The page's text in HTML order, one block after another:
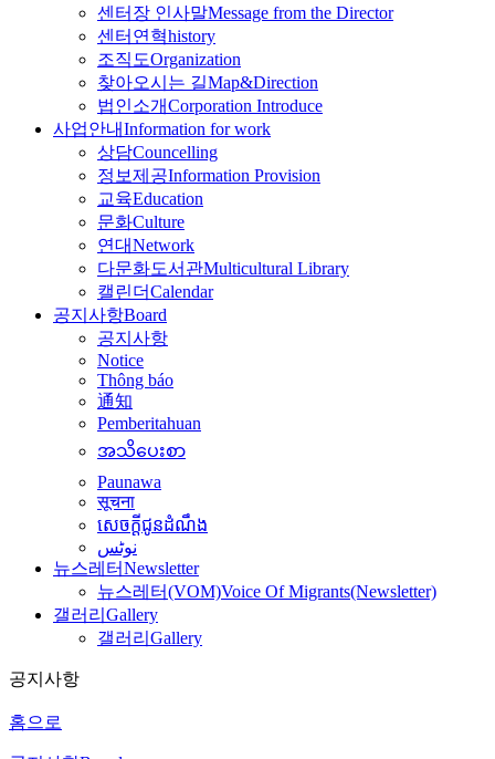
센터장 인사말Message from the Director
센터연혁history
조직도Organization
찾아오시는 길Map&Direction
법인소개Corporation Introduce
사업안내Information for work
상담Councelling
정보제공Information Provision
교육Education
문화Culture
연대Network
다문화도서관Multicultural Library
캘린더Calendar
공지사항Board
공지사항
Notice
Thông báo
通知
Pemberitahuan
အသိပေးစာ
Paunawa
सूचना
សេចក្តីជូនដំណឹង
نوٹس
뉴스레터Newsletter
뉴스레터(VOM)Voice Of Migrants(Newsletter)
갤러리 Gallery
갤러리 Gallery
공지사항
홈으로